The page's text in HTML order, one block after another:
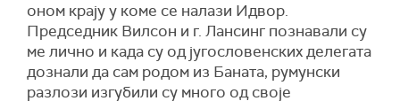
оном крају у коме се налази Идвор.
Председник Вилсон и г. Лансинг познавали су
ме лично и када су од југословенских делегата
дознали да сам родом из Баната, румунски
разлози изгубили су много од своје